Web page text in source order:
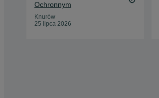
Ochronnym
Knurów
25 lipca 2026